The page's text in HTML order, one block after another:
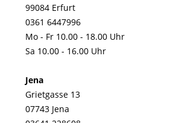
99084 Erfurt
0361 6447996
Mo - Fr 10.00 - 18.00 Uhr
Sa 10.00 - 16.00 Uhr
Jena
Grietgasse 13
07743 Jena